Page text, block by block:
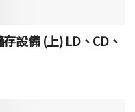
設備 (上) LD、CD、